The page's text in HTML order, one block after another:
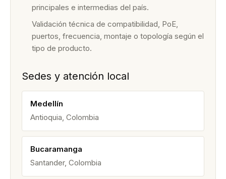
principales e intermedias del país.
Validación técnica de compatibilidad, PoE,
puertos, frecuencia, montaje o topología según el
tipo de producto.
Sedes y atención local
Medellín
Antioquia, Colombia
Bucaramanga
Santander, Colombia